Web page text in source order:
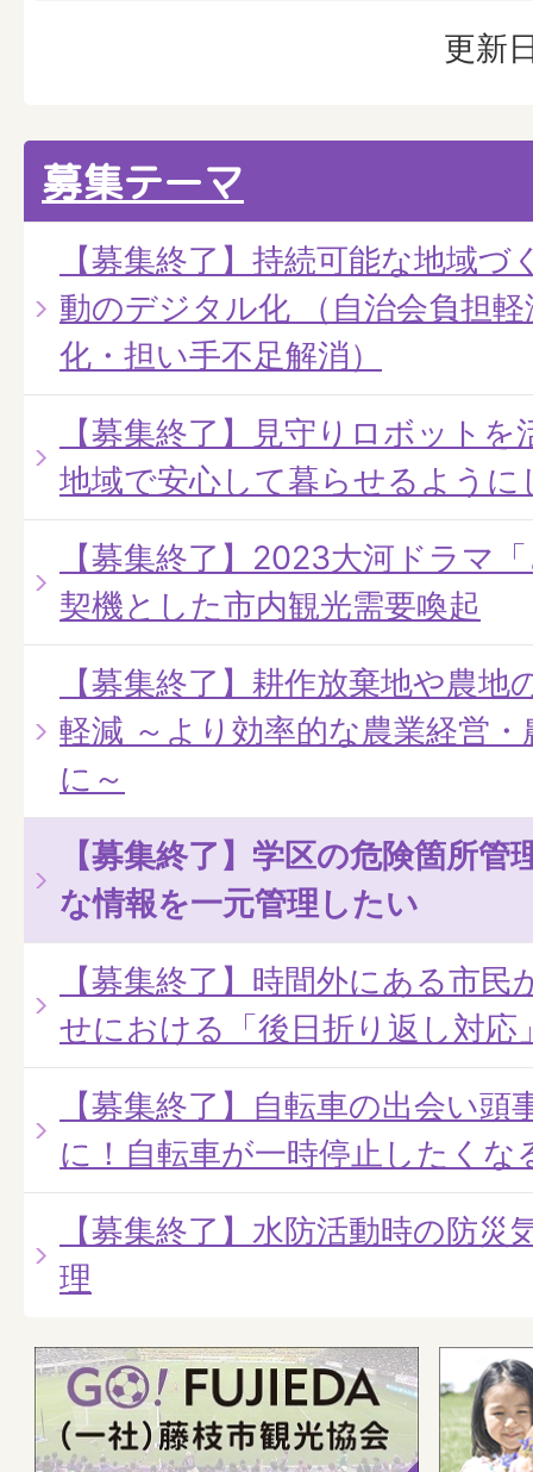
更新
募集テーマ
【募集終了】持続可能な地域
動のデジタル化 （自治会負担
化・担い手不足解消）
【募集終了】見守りロボット
地域で安心して暮らせるように
【募集終了】2023大河ドラマ
契機とした市内観光需要喚起
【募集終了】耕作放棄地や農
軽減 ～より効率的な農業経営
に～
【募集終了】学区の危険箇所管
な情報を一元管理したい
【募集終了】時間外にある市
せにおける「後日折り返し対応
【募集終了】自転車の出会い
に！自転車が一時停止したくな
【募集終了】水防活動時の防災
理